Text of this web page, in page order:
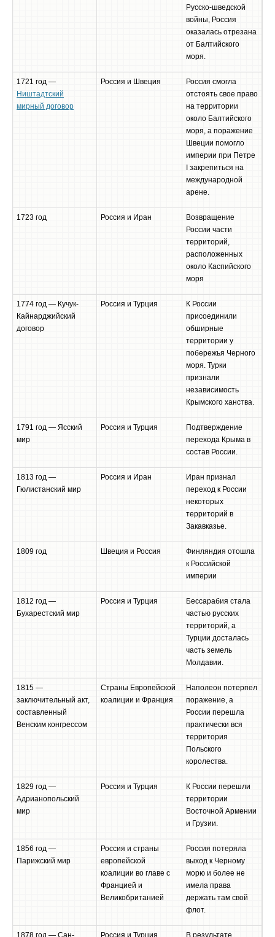
Русско-шведской
войны, Россия
оказалась отрезана
от Балтийского
моря.
1721 год —
Ништадтский
мирный договор
Россия и Швеция
Россия смогла
отстоять свое право
на территории
около Балтийского
моря, а поражение
Швеции помогло
империи при Петре
I закрепиться на
международной
арене.
1723 год Россия и Иран
Возвращение
России части
территорий,
расположенных
около Каспийского
моря
1774 год — Кучук-
Кайнарджийский
договор
Россия и Турция
К России
присоединили
обширные
территории у
побережья Черного
моря. Турки
признали
независимость
Крымского ханства.
1791 год — Ясский
мир
Россия и Турция
Подтверждение
перехода Крыма в
состав России.
1813 год —
Гюлистанский мир
Россия и Иран
Иран признал
переход к России
некоторых
территорий в
Закавказье.
1809 год Швеция и Россия
Финляндия отошла
к Российской
империи
1812 год —
Бухарестский мир
Россия и Турция
Бессарабия стала
частью русских
территорий, а
Турции досталась
часть земель
Молдавии.
1815 —
заключительный акт,
составленный
Венским конгрессом
Страны Европейской
коалиции и Франция
Наполеон потерпел
поражение, а
России перешла
практически вся
территория
Польского
королества.
1829 год —
Адрианопольский
мир
Россия и Турция
К России перешли
территории
Восточной Армении
и Грузии.
1856 год —
Парижский мир
Россия и страны
европейской
коалиции во главе с
Францией и
Великобританией
Россия потеряла
выход к Черному
морю и более не
имела права
держать там свой
флот.
1878 год — Сан- Россия и Турция В результате